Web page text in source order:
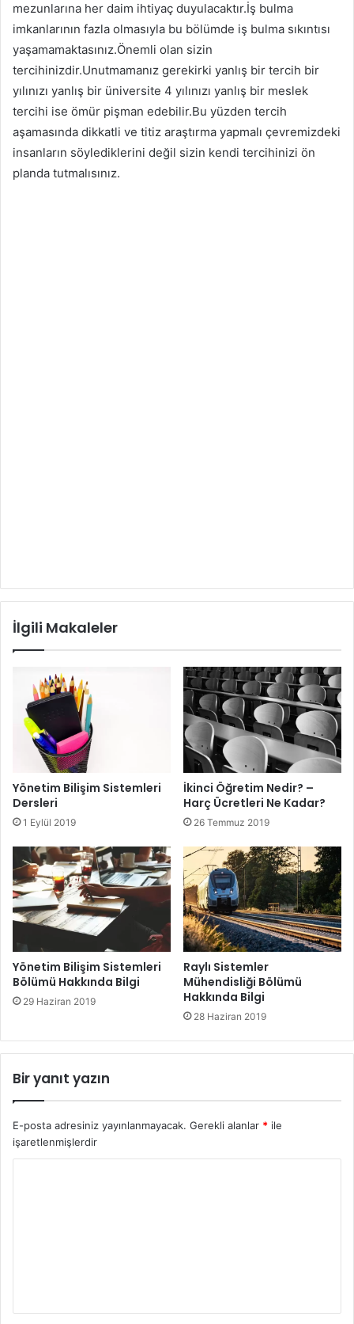
mezunlarına her daim ihtiyaç duyulacaktır.İş bulma
imkanlarının fazla olmasıyla bu bölümde iş bulma sıkıntısı
yaşamamaktasınız.Önemli olan sizin
tercihinizdir.Unutmamanız gerekirki yanlış bir tercih bir
yılınızı yanlış bir üniversite 4 yılınızı yanlış bir meslek
tercihi ise ömür pişman edebilir.Bu yüzden tercih
aşamasında dikkatli ve titiz araştırma yapmalı çevremizdeki
insanların söylediklerini değil sizin kendi tercihinizi ön
planda tutmalısınız.
İlgili Makaleler
Yönetim Bilişim Sistemleri
Dersleri
1 Eylül 2019
İkinci Öğretim Nedir? –
Harç Ücretleri Ne Kadar?
26 Temmuz 2019
Yönetim Bilişim Sistemleri
Bölümü Hakkında Bilgi
29 Haziran 2019
Raylı Sistemler
Mühendisliği Bölümü
Hakkında Bilgi
28 Haziran 2019
Bir yanıt yazın
E-posta adresiniz yayınlanmayacak. Gerekli alanlar * ile
işaretlenmişlerdir